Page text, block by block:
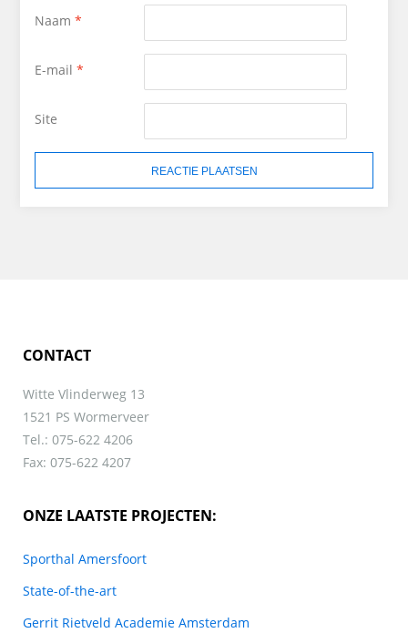
Naam *
E-mail *
Site
CONTACT
Witte Vlinderweg 13
1521 PS Wormerveer
Tel.: 075-622 4206
Fax: 075-622 4207
ONZE LAATSTE PROJECTEN:
Sporthal Amersfoort
State-of-the-art
Gerrit Rietveld Academie Amsterdam